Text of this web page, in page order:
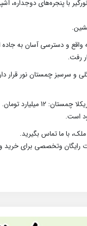
رفت.
و سرسبز چمستان نور قرار
میلیارد تومان.
است.
با ما تماس بگیرید.
وتخصصی برای خرید